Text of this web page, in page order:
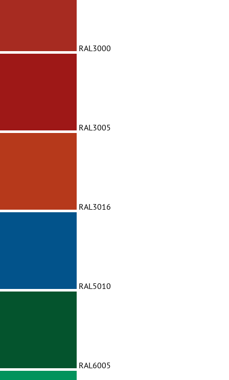
RAL3000
RAL3005
RAL3016
RAL5010
RAL6005